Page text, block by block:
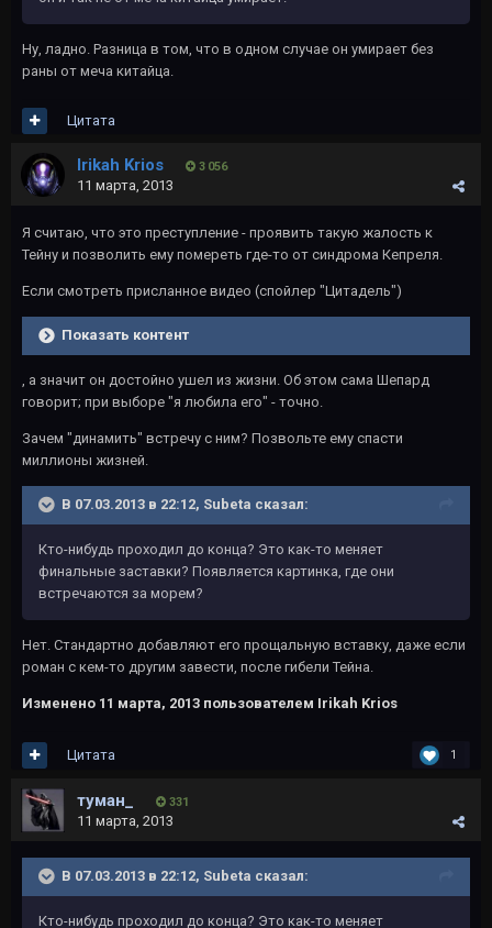
Ну, ладно. Разница в том, что в одном случае он умирает без
раны от меча китайца.
Цитата
Irikah Krios 3 056
11 марта, 2013
Я считаю, что это преступление - проявить такую жалость к
Тейну и позволить ему помереть где-то от синдрома Кепреля.
Если смотреть присланное видео (спойлер "Цитадель")
Показать контент
, а значит он достойно ушел из жизни. Об этом сама Шепард
говорит; при выборе "я любила его" - точно.
Зачем "динамить" встречу с ним? Позвольте ему спасти
миллионы жизней.
В 07.03.2013 в 22:12, Subeta сказал:
Кто-нибудь проходил до конца? Это как-то меняет
финальные заставки? Появляется картинка, где они
встречаются за морем?
Нет. Стандартно добавляют его прощальную вставку, даже если
роман с кем-то другим завести, после гибели Тейна.
Изменено 11 марта, 2013 пользователем Irikah Krios
1
Цитата
туман_ 331
11 марта, 2013
В 07.03.2013 в 22:12, Subeta сказал:
Кто-нибудь проходил до конца? Это как-то меняет